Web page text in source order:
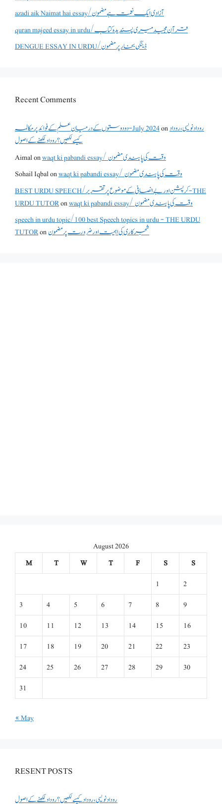
azadi aik Naimat hai essay/آزادی ایک نعمت ہے مضمون
quran majeed essay in urdu/قرآن مجید میری پسندیدہ کتاب
DENGUE ESSAY IN URDU/ڈینگی بخار پر مضمون
Recent Comments
دو دوستوں کے درمیان علم کے فوائد پر مکالمہ - July 2024onروداد نویسی ،روداد
کیسے لکھیں؟ روداد لکھنے کے اصول
Aimalon
waqt ki pabandi essay/ وقت کی پابندی مضمون
Sohail Iqbalon
waqt ki pabandi essay/ وقت کی پابندی مضمون
BEST URDU SPEECH/کرپشن اور بے انصافی کے موضوع پر تقریر - THE
URDU TUTORon
waqt ki pabandi essay/ وقت کی پابندی مضمون
speech in urdu topic/100 best Speech topics in urdu - THE URDU
TUTORonشجرکاری کی اہمیت اور ضرورت پر مضمون
August 2026
M
T W T F S
S
1
2
3
4 5 6 7 8
9
10
11 12 13 14 15
16
17
18 19 20 21 22
23
24
25 26 27 28 29
30
31
« May
RESENT POSTS
روداد نویسی ،روداد کیسے لکھیں؟ روداد لکھنے کے اصول